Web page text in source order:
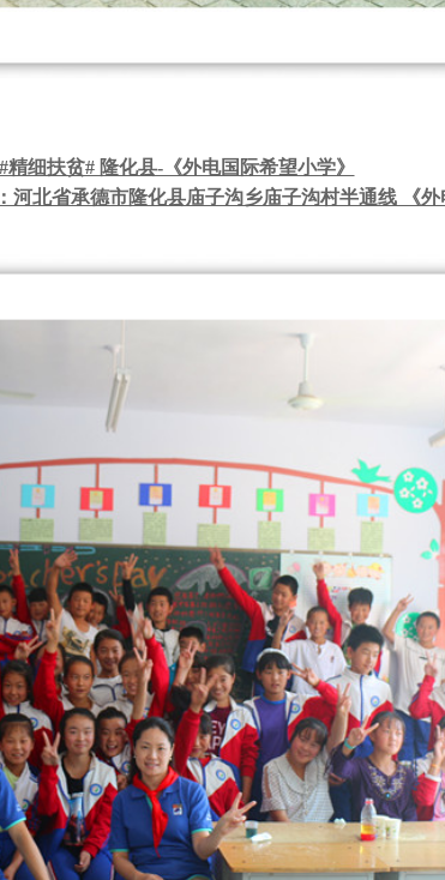
#精细扶贫# 隆化县-《外电国际希望小学》
河北省承德市隆化县庙子沟乡庙子沟村半通线 《